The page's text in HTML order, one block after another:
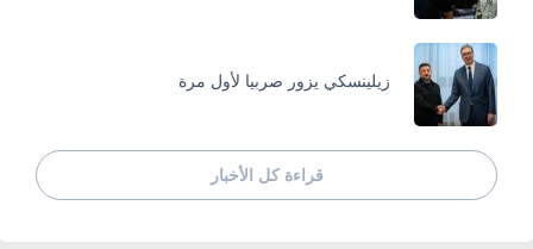
زيلينسكي يزور صربيا لأول مرة
قراءة كل الأخبار